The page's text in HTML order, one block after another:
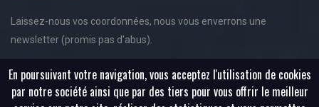
Laissez-nous vos coordonnées, nous vous enverrons une
newsletter (promis pas d'abus).
En poursuivant votre navigation, vous acceptez l'utilisation de cookies
par notre société ainsi que par des tiers pour vous offrir le meilleur